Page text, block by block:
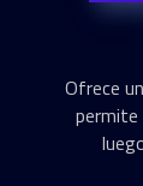
Ofrece